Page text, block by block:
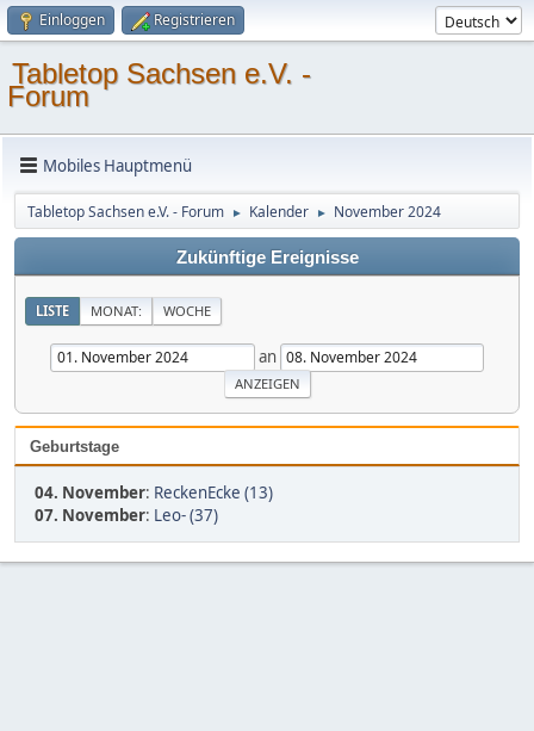
Einloggen Registrieren
Tabletop Sachsen e.V. -
Forum
Mobiles Hauptmenü
Tabletop Sachsen e.V. - Forum ► Kalender ► November 2024
Zukünftige Ereignisse
LISTE MONAT: WOCHE
an
Geburtstage
04. November: ReckenEcke (13)
07. November: Leo- (37)